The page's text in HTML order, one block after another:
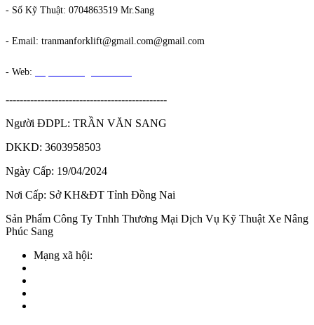
- Số Kỹ Thuật: 0704863519 Mr.Sang
- Email: tranmanforklift@gmail.com@gmail.com
- Web:
----------------------------------------------
Người ĐDPL: TRẦN VĂN SANG
DKKD: 3603958503
Ngày Cấp: 19/04/2024
Nơi Cấp: Sở KH&ĐT Tỉnh Đồng Nai
Sản Phẩm Công Ty Tnhh Thương Mại Dịch Vụ Kỹ Thuật Xe Nâng
Phúc Sang
Mạng xã hội: